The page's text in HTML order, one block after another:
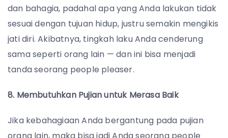
dan bahagia, padahal apa yang Anda lakukan tidak
sesuai dengan tujuan hidup, justru semakin mengikis
jati diri. Akibatnya, tingkah laku Anda cenderung
sama seperti orang lain — dan ini bisa menjadi
tanda seorang people pleaser.
8. Membutuhkan Pujian untuk Merasa Baik
Jika kebahagiaan Anda bergantung pada pujian